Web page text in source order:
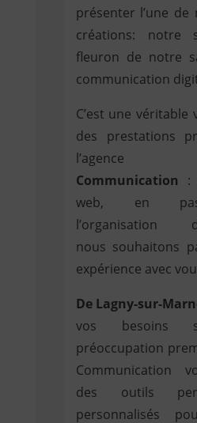
présenter l’une de
créations: notre
fleuron de notre
communication
C’est une véritable
des prestations
Communication :
web, en
l’organisation
nous souhaitons
expérience avec
De Lagny-sur-
vos besoins
préoccupation
Communication
des outils
personnalisés